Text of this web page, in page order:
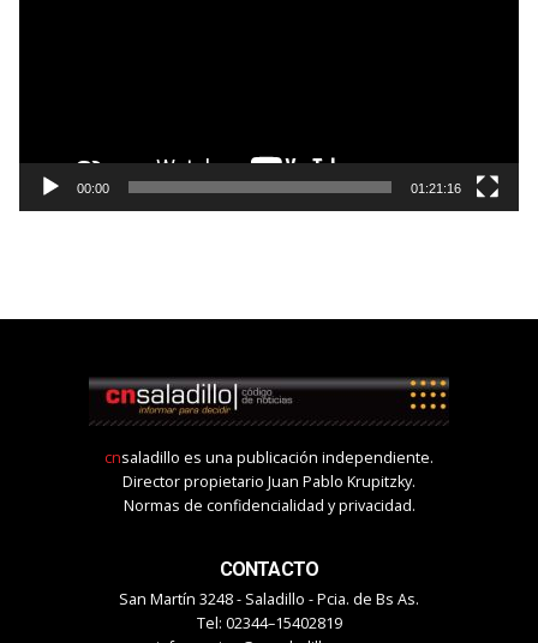
00:00 01:21:16
cnsaladillo es una publicación independiente.
Director propietario Juan Pablo Krupitzky.
Normas de confidencialidad y privacidad.
CONTACTO
San Martín 3248 - Saladillo - Pcia. de Bs As.
Tel: 02344–15402819